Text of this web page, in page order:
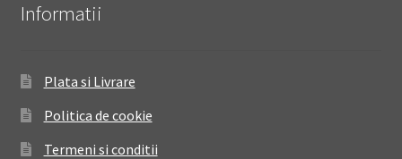
Informatii
Plata si Livrare
Politica de cookie
Termeni si conditii